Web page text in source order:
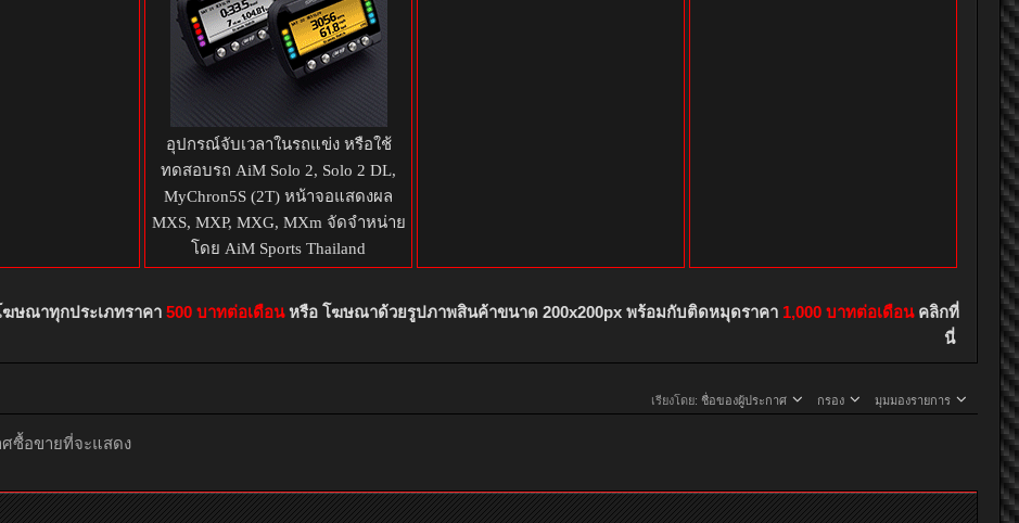
อุปกรณ์จับเวลาในรถแข่ง หรือใช้
ทดสอบรถ AiM Solo 2, Solo 2 DL,
MyChron5S (2T) หน้าจอแสดงผล
MXS, MXP, MXG, MXm จัดจำหน่าย
โดย AiM Sports Thailand
ษณาทุกประเภทราคา 500 บาทต่อเดือนหรือ โฆษณาด้วยรูปภาพสินค้าขนาด 200x200px พร้อมกับติดหมุดราคา 1,000 บาทต่อเดือนคลิกที่
นี่
เรียงโดย: ชื่อของผู้ประกาศ กรอง มุมมองรายการ
ซื้อขายที่จะแสดง